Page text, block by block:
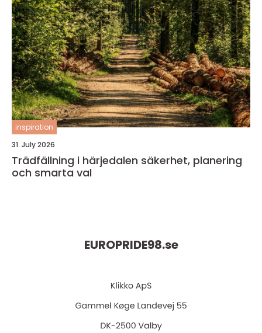
inspiration
31. July 2026
Trädfällning i härjedalen säkerhet, planering
och smarta val
EUROPRIDE98.se